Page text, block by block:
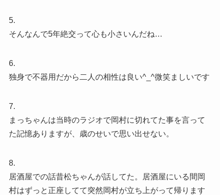
5.
そんなんで5年絶交って心も小さいんだね…
6.
独身で不器用だから二人の相性は良い^_^微笑ましいです
7.
まっちゃんは当時のラジオで岡村に切れてた事を言って
た記憶ありますが、歳のせいで思い出せない。
8.
居酒屋での話昔松ちゃんが話してた。居酒屋にいる間岡
村はずっと正座してて突然岡村が立ち上がって帰ります